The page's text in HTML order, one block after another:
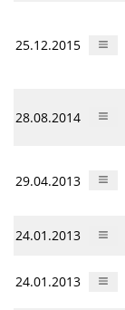
25.12.2015
28.08.2014
29.04.2013
24.01.2013
24.01.2013